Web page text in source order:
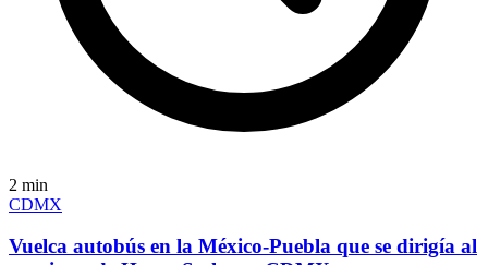
2 min
CDMX
Vuelca autobús en la México-Puebla que se dirigía al